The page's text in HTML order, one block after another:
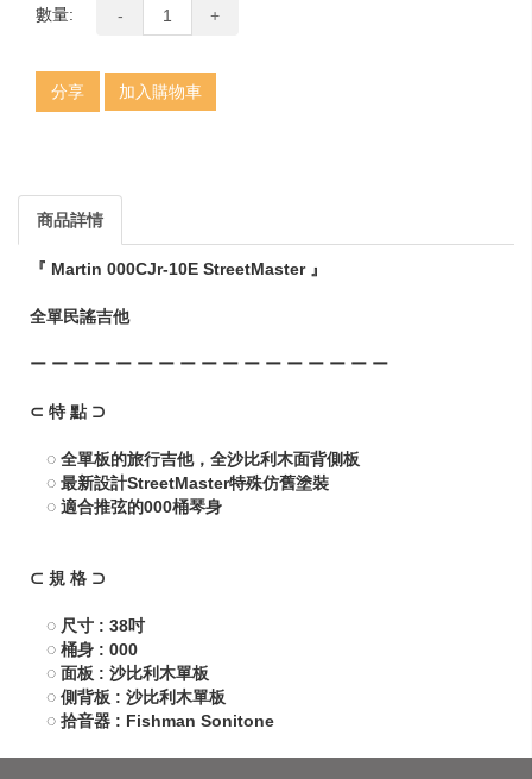
數量: - +
分享 加入購物車
商品詳情
『 Martin 000CJr-10E StreetMaster 』
全單民謠吉他
ー ー ー ー ー ー ー ー ー ー ー ー ー ー ー ー ー
⊂ 特 點 ⊃
◌ 全單板的旅行吉他，全沙比利木面背側板
◌ 最新設計StreetMaster特殊仿舊塗裝
◌ 適合推弦的000桶琴身
⊂ 規 格 ⊃
◌ 尺寸 : 38吋
◌ 桶身 : 000
◌ 面板 : 沙比利木單板
◌ 側背板 : 沙比利木單板
◌ 拾音器 : Fishman Sonitone